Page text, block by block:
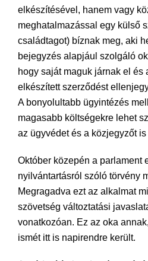
elkészítésével, hanem vagy
meghatalmazással egy külső
családtagot) bíznak meg, aki
bejegyzés alapjául szolgáló
hogy saját maguk járnak el és
elkészített szerződést
A bonyolultabb ügyintézés
magasabb költségekre lehet
az ügyvédet és a közjegyzőt
Október közepén a parlament
nyilvántartásról szóló törvény
Megragadva ezt az alkalmat
szövetség változtatási
vonatkozóan. Ez az oka
ismét itt is napirendre került.